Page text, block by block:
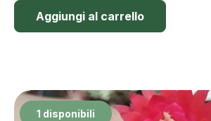
Aggiungi al carrello
1 disponibili